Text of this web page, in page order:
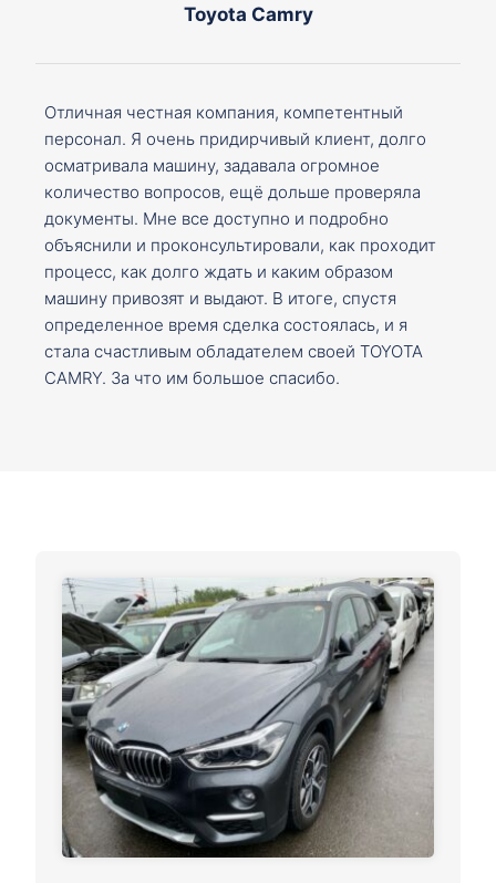
Toyota Camry
Отличная честная компания, компетентный
персонал. Я очень придирчивый клиент, долго
осматривала машину, задавала огромное
количество вопросов, ещё дольше проверяла
документы. Мне все доступно и подробно
объяснили и проконсультировали, как проходит
процесс, как долго ждать и каким образом
машину привозят и выдают. В итоге, спустя
определенное время сделка состоялась, и я
стала счастливым обладателем своей TOYOTA
CAMRY. За что им большое спасибо.